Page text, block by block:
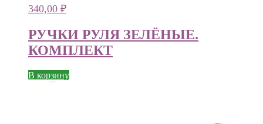
340,00 ₽
РУЧКИ РУЛЯ ЗЕЛЁНЫЕ.
КОМПЛЕКТ
В корзину